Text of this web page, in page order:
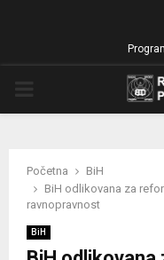
Početna
BiH
BiH odlikovana za
ravnopravnost
BiH